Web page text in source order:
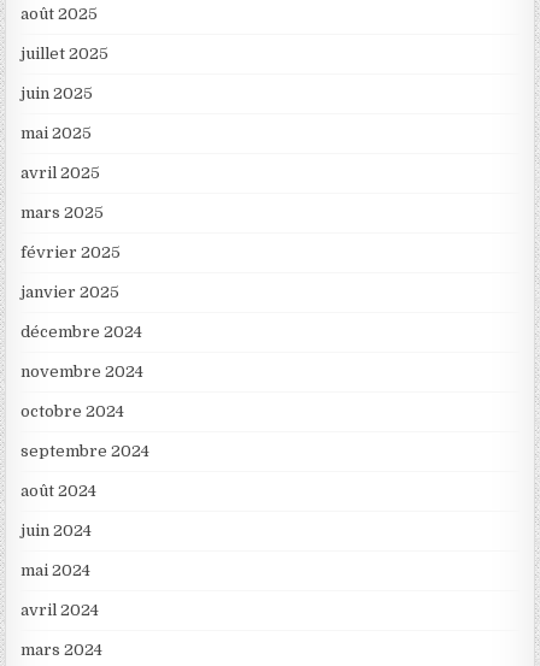
août 2025
juillet 2025
juin 2025
mai 2025
avril 2025
mars 2025
février 2025
janvier 2025
décembre 2024
novembre 2024
octobre 2024
septembre 2024
août 2024
juin 2024
mai 2024
avril 2024
mars 2024